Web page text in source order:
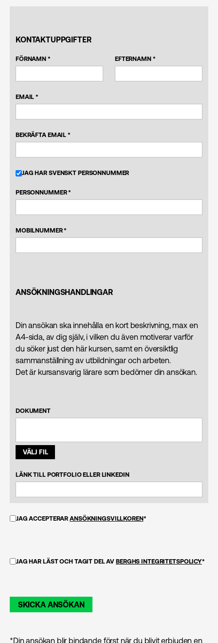
KONTAKTUPPGIFTER
FÖRNAMN * EFTERNAMN *
EMAIL *
BEKRÄFTA EMAIL *
JAG HAR SVENSKT PERSONNUMMER
PERSONNUMMER *
MOBILNUMMER *
ANSÖKNINGSHANDLINGAR
Din ansökan ska innehålla en kort beskrivning, max en
A4-sida, av dig själv, i vilken du även motiverar varför
du söker just den här kursen, samt en översiktlig
sammanställning av utbildningar och arbeten.
Det är kursansvarig lärare som bedömer din ansökan.
DOKUMENT
VÄLJ FIL
LÄNK TILL PORTFOLIO ELLER LINKEDIN
JAG ACCEPTERARANSÖKNINGSVILLKOREN*
JAG HAR LÄST OCH TAGIT DEL AVBERGHS INTEGRITETSPOLICY*
SKICKA ANSÖKAN
*Din ansökan blir bindande först när du blivit erbjuden en